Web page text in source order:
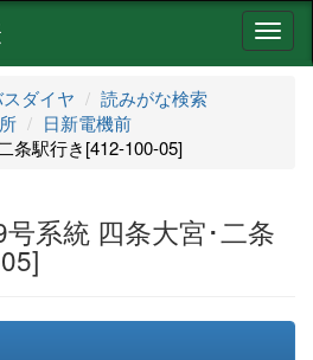
ナ
ビ
ダイヤ
読みがな検索
日新電機前
条駅行き[412-100-05]
系統 四条大宮･二条